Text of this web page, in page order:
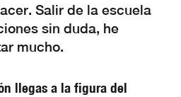
Salir de la escuela
sin duda, he
mucho.
llegas a la figura del